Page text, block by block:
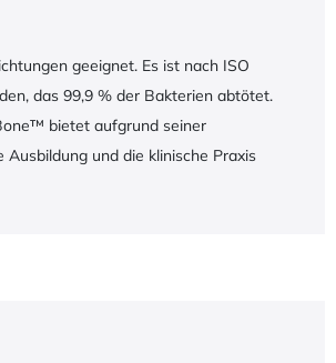
geeignet. Es ist nach ISO
das 99,9 % der Bakterien abtötet.
bietet aufgrund seiner
und die klinische Praxis